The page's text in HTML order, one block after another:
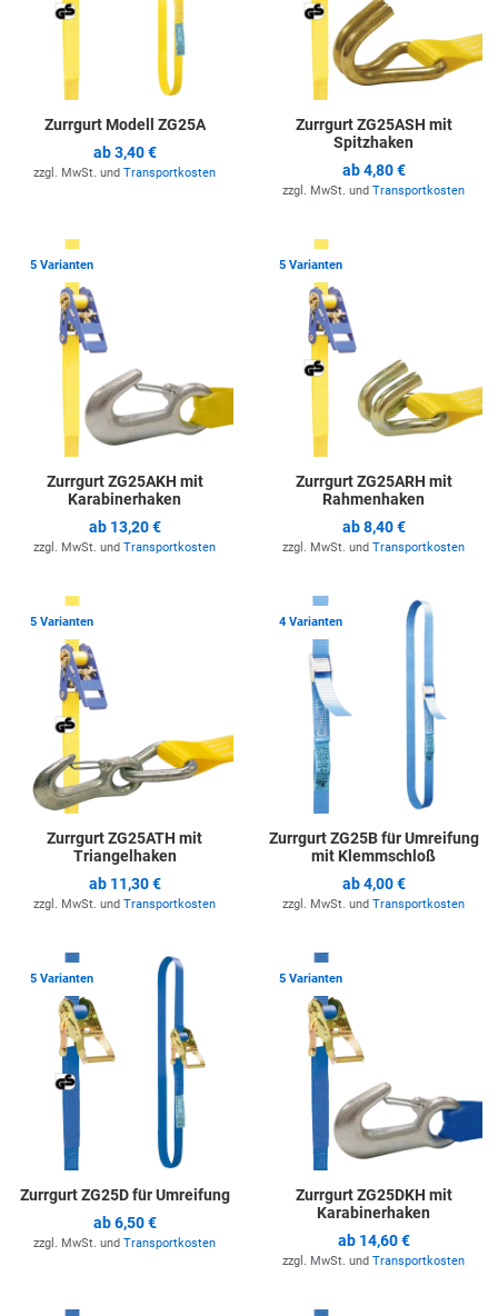
Zurrgurt Modell ZG25A
ab3,40 €
zzgl. MwSt. und Transportkosten
Zurrgurt ZG25ASH mit
Spitzhaken
ab4,80 €
zzgl. MwSt. und Transportkosten
5 Varianten Zur Merkliste hinzufügen
Zurrgurt ZG25AKH mit
Karabinerhaken
ab 13,20 €
zzgl. MwSt. und Transportkosten
5 Varianten
Zurrgurt ZG25ARH mit
Rahmenhaken
ab8,40 €
zzgl. MwSt. und Transportkosten
5 Varianten Zur Merkliste hinzufügen
Zurrgurt ZG25ATH mit
Triangelhaken
ab 11,30 €
zzgl. MwSt. und Transportkosten
4 Varianten
Zurrgurt ZG25B für Umreifung
mit Klemmschloß
ab4,00 €
zzgl. MwSt. und Transportkosten
5 Varianten Zur Merkliste hinzufügen
Zurrgurt ZG25D für Umreifung
ab6,50 €
zzgl. MwSt. und Transportkosten
5 Varianten
Zurrgurt ZG25DKH mit
Karabinerhaken
ab 14,60 €
zzgl. MwSt. und Transportkosten